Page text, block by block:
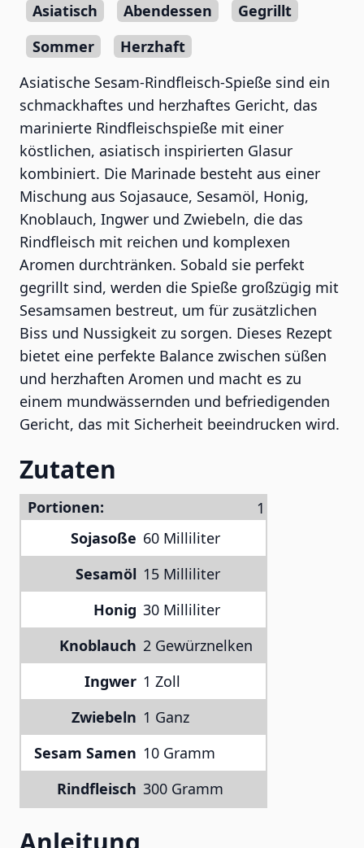
Asiatisch Abendessen
Gegrillt
Sommer
Herzhaft
Asiatische Sesam-Rindfleisch-Spieße sind ein
schmackhaftes und herzhaftes Gericht, das
marinierte Rindfleischspieße mit einer
köstlichen, asiatisch inspirierten Glasur
kombiniert. Die Marinade besteht aus einer
Mischung aus Sojasauce, Sesamöl, Honig,
Knoblauch, Ingwer und Zwiebeln, die das
Rindfleisch mit reichen und komplexen
Aromen durchtränken. Sobald sie perfekt
gegrillt sind, werden die Spieße großzügig mit
Sesamsamen bestreut, um für zusätzlichen
Biss und Nussigkeit zu sorgen. Dieses Rezept
bietet eine perfekte Balance zwischen süßen
und herzhaften Aromen und macht es zu
einem mundwässernden und befriedigenden
Gericht, das mit Sicherheit beeindrucken wird.
Zutaten
Portionen:
Sojasoße 60 Milliliter
Sesamöl 15 Milliliter
Honig 30 Milliliter
Knoblauch 2 Gewürznelken
Ingwer 1 Zoll
Zwiebeln 1 Ganz
Sesam Samen 10 Gramm
Rindfleisch 300 Gramm